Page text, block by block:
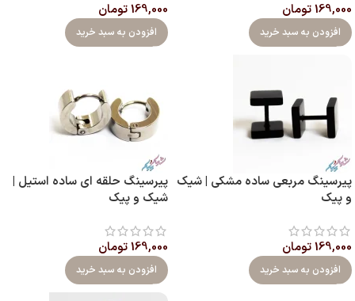
169,000تومان
افزودن به سبد خرید
169,000تومان
افزودن به سبد خرید
پیرسینگ مربعی ساده مشکی | شیک
و پیک
169,000تومان
افزودن به سبد خرید
پیرسینگ حلقه ای ساده استیل |
شیک و پیک
169,000تومان
افزودن به سبد خرید